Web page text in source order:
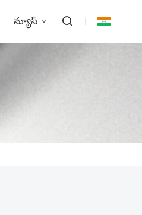
న్యూస్